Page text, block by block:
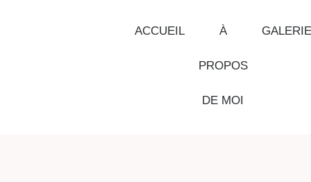
ACCUEIL À
PROPOS
DE MOI
GALERIE